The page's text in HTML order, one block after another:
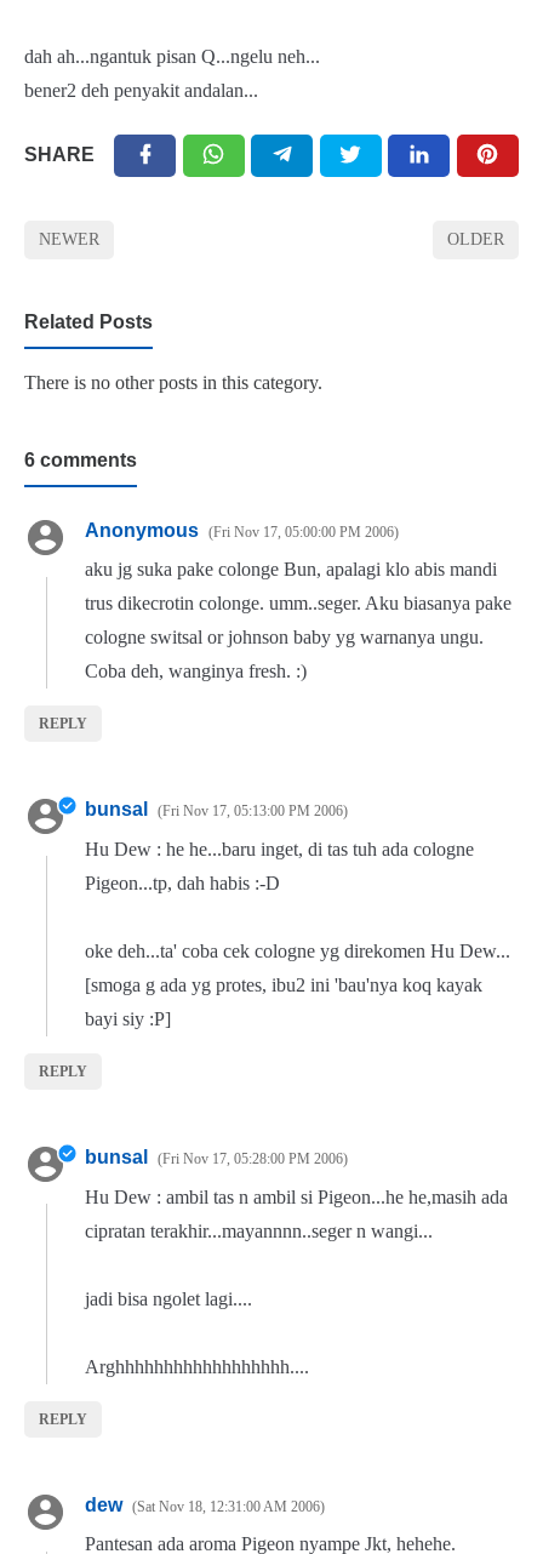
dah ah...ngantuk pisan Q...ngelu neh...
bener2 deh penyakit andalan...
SHARE
NEWER OLDER
Related Posts
There is no other posts in this category.
6 comments
Anonymous Fri Nov 17, 05:00:00 PM 2006
aku jg suka pake colonge Bun, apalagi klo abis mandi
trus dikecrotin colonge. umm..seger. Aku biasanya pake
cologne switsal or johnson baby yg warnanya ungu.
Coba deh, wanginya fresh. :)
REPLY
bunsal Fri Nov 17, 05:13:00 PM 2006
Hu Dew : he he...baru inget, di tas tuh ada cologne
Pigeon...tp, dah habis :-D
oke deh...ta' coba cek cologne yg direkomen Hu Dew...
[smoga g ada yg protes, ibu2 ini 'bau'nya koq kayak
bayi siy :P]
REPLY
bunsal Fri Nov 17, 05:28:00 PM 2006
Hu Dew : ambil tas n ambil si Pigeon...he he,masih ada
cipratan terakhir...mayannnn..seger n wangi...
jadi bisa ngolet lagi....
Arghhhhhhhhhhhhhhhhhh....
REPLY
dew Sat Nov 18, 12:31:00 AM 2006
Pantesan ada aroma Pigeon nyampe Jkt, hehehe.